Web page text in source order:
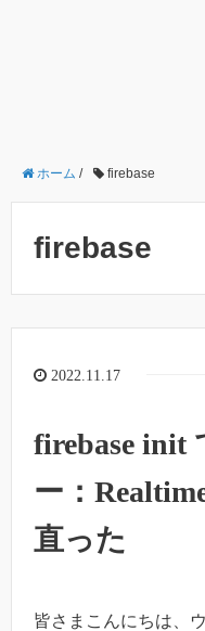
ホーム / firebase
firebase
2022.11.17
firebase init
ー：
直った
皆さまこんにちは、